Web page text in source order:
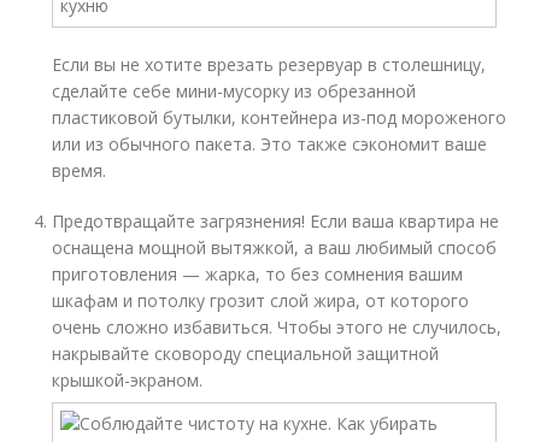
Если вы не хотите врезать резервуар в столешницу,
сделайте себе мини-мусорку из обрезанной
пластиковой бутылки, контейнера из-под мороженого
или из обычного пакета. Это также сэкономит ваше
время.
Предотвращайте загрязнения! Если ваша квартира не
оснащена мощной вытяжкой, а ваш любимый способ
приготовления — жарка, то без сомнения вашим
шкафам и потолку грозит слой жира, от которого
очень сложно избавиться. Чтобы этого не случилось,
накрывайте сковороду специальной защитной
крышкой-экраном.